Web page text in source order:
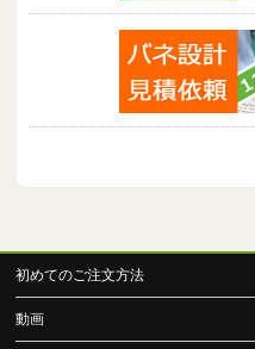
初めてのご注文方法
動画